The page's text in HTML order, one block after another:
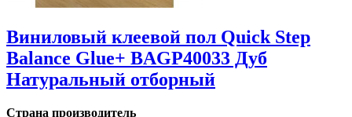
Виниловый клеевой пол Quick Step
Balance Glue+ BAGP40033 Дуб
Натуральный отборный
Страна производитель